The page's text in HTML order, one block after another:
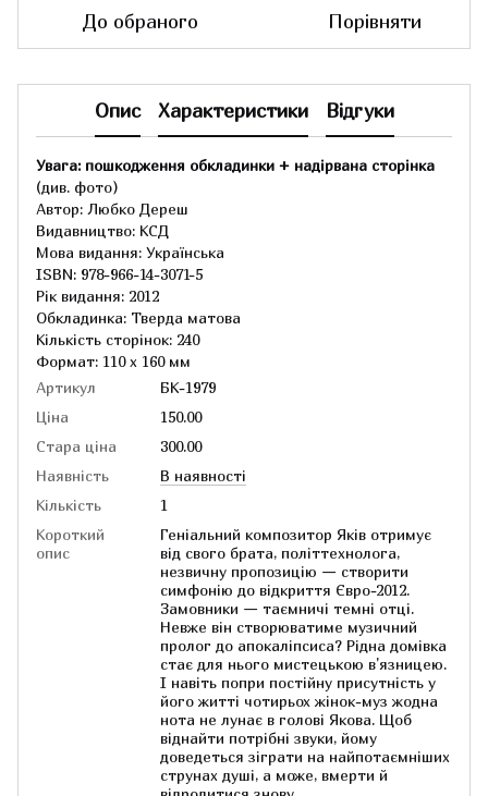
До обраного Порівняти
Опис Характеристики Відгуки
Увага: пошкодження обкладинки + надірвана сторінка
(див. фото)
Автор: Любко Дереш
Видавництво: КСД
Мова видання: Українська
ISBN: 978-966-14-3071-5
Рік видання: 2012
Обкладинка: Тверда матова
Кількість сторінок: 240
Формат: 110 х 160 мм
Артикул
БК-1979
Ціна
150.00
Стара ціна
300.00
Наявність
В наявності
Кількість
1
Короткий
опис
Геніальний композитор Яків отримує
від свого брата, політтехнолога,
незвичну пропозицію — створити
симфонію до відкриття Євро-2012.
Замовники — таємничі темні отці.
Невже він створюватиме музичний
пролог до апокаліпсиса? Рідна домівка
стає для нього мистецькою в'язницею.
І навіть попри постійну присутність у
його житті чотирьох жінок-муз жодна
нота не лунає в голові Якова. Щоб
віднайти потрібні звуки, йому
доведеться зіграти на найпотаємніших
струнах душі, а може, вмерти й